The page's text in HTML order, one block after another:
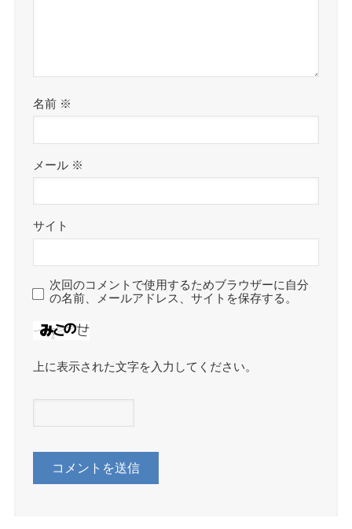
名前 ※
メール ※
サイト
次回のコメントで使用するためブラウザーに自分
の名前、メールアドレス、サイトを保存する。
上に表示された文字を入力してください。